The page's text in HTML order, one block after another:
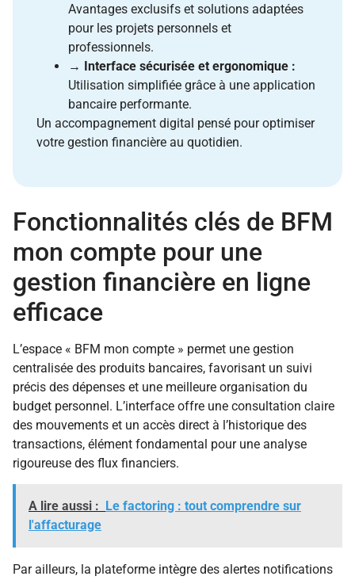
Avantages exclusifs et solutions adaptées
pour les projets personnels et
professionnels.
→ Interface sécurisée et ergonomique :
Utilisation simplifiée grâce à une application
bancaire performante.
Un accompagnement digital pensé pour optimiser
votre gestion financière au quotidien.
Fonctionnalités clés de BFM
mon compte pour une
gestion financière en ligne
efficace
L’espace « BFM mon compte » permet une gestion
centralisée des produits bancaires, favorisant un suivi
précis des dépenses et une meilleure organisation du
budget personnel. L’interface offre une consultation claire
des mouvements et un accès direct à l’historique des
transactions, élément fondamental pour une analyse
rigoureuse des flux financiers.
A lire aussi :
Le factoring : tout comprendre sur
l'affacturage
Par ailleurs, la plateforme intègre des alertes notifications